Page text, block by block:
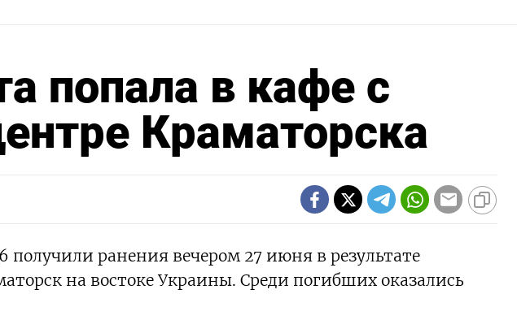
попала в кафе с
Краматорска
получили ранения вечером 27 июня в результате
на востоке Украины. Среди погибших оказались